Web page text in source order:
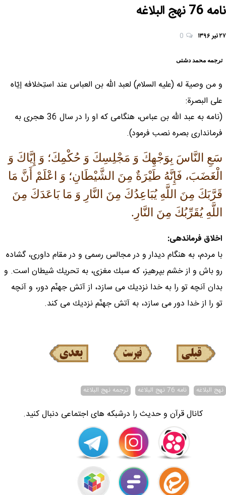
نامه 76 نهج البلاغه
۲۷ تیر ۱۳۹۶ 0
ترجمه محمد دشتی
و من وصية له (علیه السلام) لعبد الله بن العباس عند استِخلافه إيّاه
على البصرة:
(نامه به عبد اللّه بن عباس، هنگامى كه او را در سال 36 هجرى به
فرماندارى بصره نصب فرمود).
سَعِ النَّاسَ بِوَجْهِكَ وَ مَجْلِسِكَ وَ حُكْمِكَ؛ وَ إِيَّاكَ وَ
الْغَضَبَ، فَإِنَّهُ طَيْرَةٌ مِنَ الشَّيْطَانِ؛ وَ اعْلَمْ أَنَّ مَا
قَرَّبَكَ مِنَ اللَّهِ يُبَاعِدُكَ مِنَ النَّارِ وَ مَا بَاعَدَكَ مِنَ
اللَّهِ يُقَرِّبُكَ مِنَ النَّارِ.
اخلاق فرماندهى:
با مردم، به هنگام ديدار و در مجالس رسمى و در مقام داورى، گشاده
رو باش و از خشم بپرهيز، كه سبك مغزى، به تحريك شيطان است. و
بدان آنچه تو را به خدا نزديك مى سازد، از آتش جهنّم دور، و آنچه
تو را از خدا دور مى سازد، به آتش جهنّم نزديك مى كند.
نهج البلاغه نامه 76 نهج البلاغه ترجمه نهج البلاغه
کانال قرآن و حدیث را درشبکه های اجتماعی دنبال کنید.